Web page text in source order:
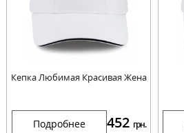
Кепка Любимая Красивая Жена
Подробнее 452 грн.